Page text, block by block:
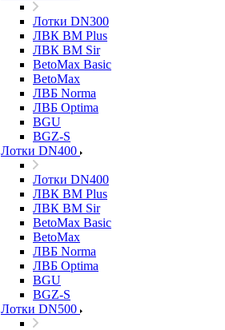
Лотки DN300
ЛВК ВМ Plus
ЛВК ВМ Sir
BetoMax Basic
BetoMax
ЛВБ Norma
ЛВБ Optima
BGU
BGZ-S
Лотки DN400
Лотки DN400
ЛВК ВМ Plus
ЛВК ВМ Sir
BetoMax Basic
BetoMax
ЛВБ Norma
ЛВБ Optima
BGU
BGZ-S
Лотки DN500